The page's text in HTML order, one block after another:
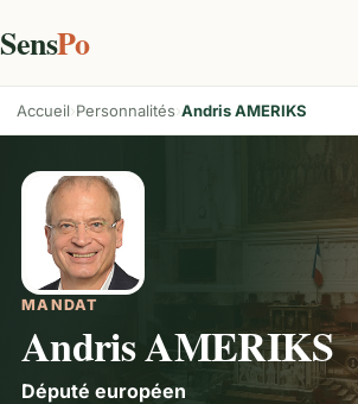
SensPo
Accueil Personnalités Andris AMERIKS
MANDAT
Andris AMERIKS
Député européen